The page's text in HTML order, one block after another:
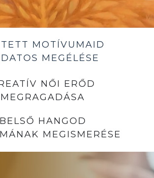
MOTÍVUMAID
MEGÉLÉSE
NŐI ERŐD
MEGRAGADÁSA
BELSŐ HANGOD
MEGISMERÉSE